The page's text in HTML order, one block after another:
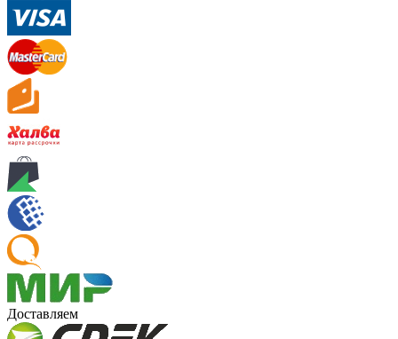
Доставляем